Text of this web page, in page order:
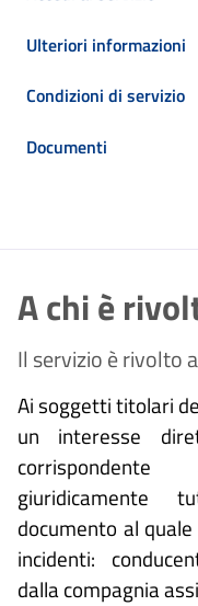
Ulteriori informazioni
Condizioni di servizio
Documenti
A chi è
Il servizio è rivolto
Ai soggetti titolari
un interesse
giuridicamente
documento al
incidenti:
dalla compagnia